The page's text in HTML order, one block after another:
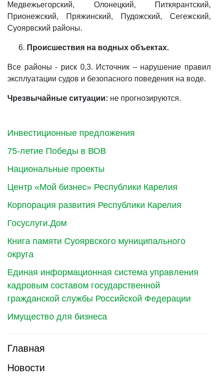
Инвестиционные предложения
75-летие Победы в ВОВ
Национальные проекты
Центр «Мой бизнес» Республики Карелия
Корпорация развития Республики Карелия
Госуслуги.Дом
Книга памяти Суоярвского муниципального
округа
Единая информационная система управления
кадровым составом государственной
гражданской службы Российской Федерации
Имущество для бизнеса
Главная
Новости
Медвежьегорский, Олонецкий, Питкярантский,
Прионежский, Пряжинский, Пудожский, Сегежский,
Суоярвский районы.
Происшествия на водных объектах.
Все районы - риск 0,3. Источник – нарушение правил
эксплуатации судов и безопасного поведения на воде.
Чрезвычайные ситуации: не прогнозируются.